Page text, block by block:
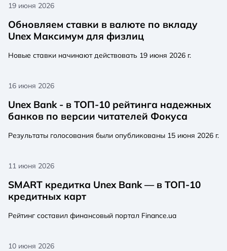
19 июня 2026
Обновляем ставки в валюте по вкладу
Unex Максимум для физлиц
Новые ставки начинают действовать 19 июня 2026 г.
16 июня 2026
Unex Bank - в ТОП-10 рейтинга надежных
банков по версии читателей Фокуса
Результаты голосования были опубликованы 15 июня 2026 г.
11 июня 2026
SMART кредитка Unex Bank — в ТОП-10
кредитных карт
Рейтинг составил финансовый портал Finance.ua
10 июня 2026